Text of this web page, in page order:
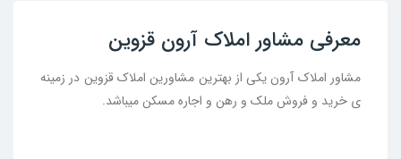
معرفی مشاور املاک آرون قزوین
مشاور املاک آرون یکی از بهترین مشاورین املاک قزوین در زمینه
ی خرید و فروش ملک و رهن و اجاره مسکن میباشد.